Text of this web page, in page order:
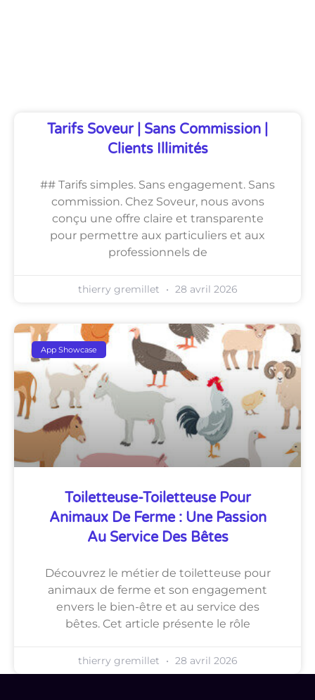
Tarifs Soveur | Sans Commission |
Clients Illimités
## Tarifs simples. Sans engagement. Sans
commission. Chez Soveur, nous avons
conçu une offre claire et transparente
pour permettre aux particuliers et aux
professionnels de
thierry gremillet 28 avril 2026
App Showcase
Toiletteuse-Toiletteuse Pour
Animaux De Ferme : Une Passion
Au Service Des Bêtes
Découvrez le métier de toiletteuse pour
animaux de ferme et son engagement
envers le bien-être et au service des
bêtes. Cet article présente le rôle
thierry gremillet 28 avril 2026